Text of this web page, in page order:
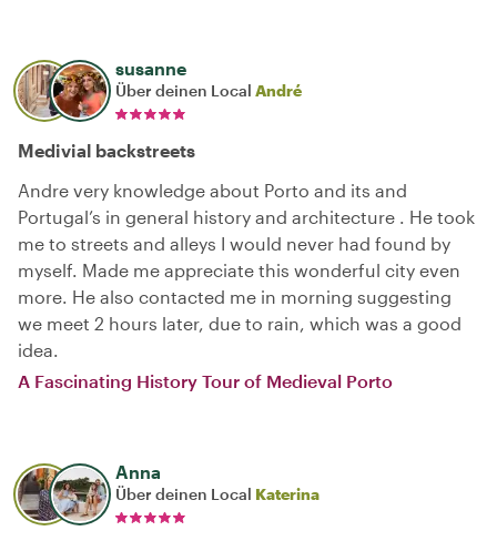
susanne
Über deinen Local André
Medivial backstreets
Andre very knowledge about Porto and its and
Portugal’s in general history and architecture . He took
me to streets and alleys I would never had found by
myself. Made me appreciate this wonderful city even
more. He also contacted me in morning suggesting
we meet 2 hours later, due to rain, which was a good
idea.
A Fascinating History Tour of Medieval Porto
Anna
Über deinen Local Katerina